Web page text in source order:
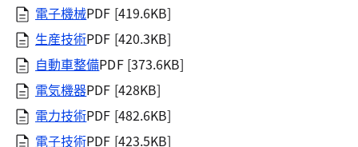
電子機械PDF [419.6KB]
生産技術PDF [420.3KB]
自動車整備PDF [373.6KB]
電気機器PDF [428KB]
電力技術PDF [482.6KB]
電子技術PDF [423.5KB]